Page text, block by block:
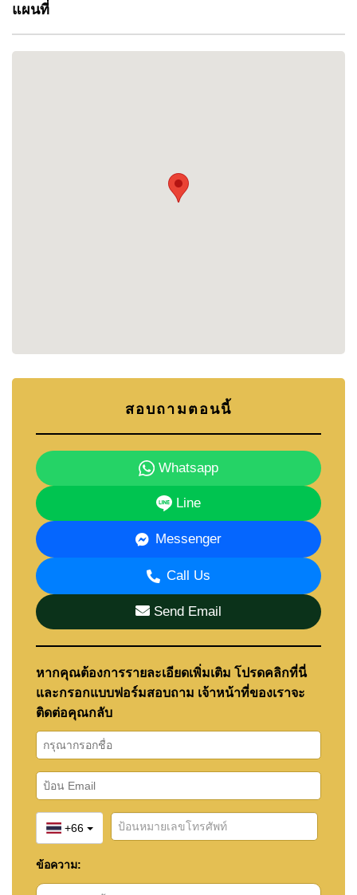
community.
Convenient Transport Links
quick access to Sukhumvit Road and other key
Shopping & Dining– At the end of the street is the
addition, Soi Khao Noi is lined with various shops,
walking distance of the community.
Nearby Schools– Families will appreciate the
proximity to reputable schools in the area, including
the International School of Pattaya and other local
institutions, making it a convenient location for
those with children.
Shopping, Entertainment & Nightlife:
Easy Access to Pattaya’s Shopping &
Entertainment– Chockchai Garden Home 1 is just
a short drive away from Pattaya’s bustling city
center, where residents can enjoy shopping at
major malls like Central Festival Pattaya or
Terminal 21. The city also offers a wide range of
dining options, from local eateries to international
restaurants, and a vibrant nightlife scene that
includes bars, nightclubs, and beach clubs.
For more information and to explore the latest
listings and availability at Chockchai Garden Home
1, please contactCornerstone Real Estate. Their
dedicated team is ready to assist you in finding
your ideal home in this well-established community
in East Pattaya.
แผนที่
สอบถามตอนนี้
Whatsapp
Line
Messenger
Call Us
Send Email
หากคุณต้องการรายละเอียดเพิ่มเติม โปรดคลิกที่นี่
และกรอกแบบฟอร์มสอบถาม เจ้าหน้าที่ของเราจะ
ติดต่อคุณกลับ
+66
ข้อความ: